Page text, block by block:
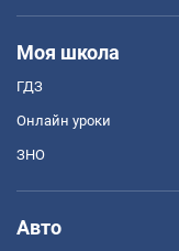
Моя школа
ГДЗ
Онлайн уроки
ЗНО
Авто